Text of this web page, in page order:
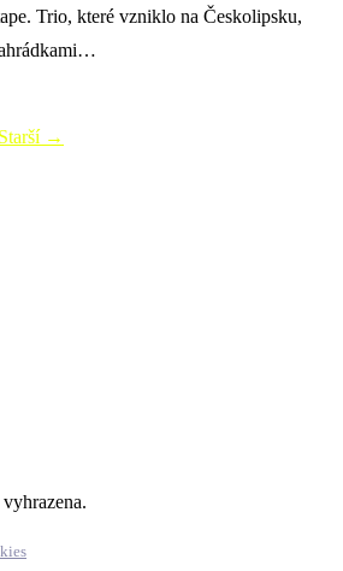
Trio, které vzniklo na Českolipsku,
Starší →